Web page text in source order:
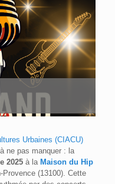
Urbaines (CIACU)
ne pas manquer : la
2025à la Maison du Hip
(13100). Cette